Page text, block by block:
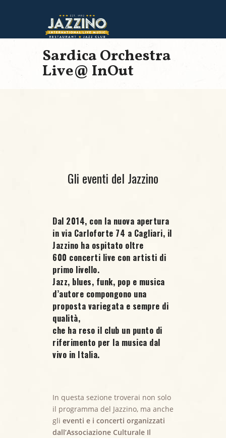
Sardica Orchestra
Live@ InOut
Gli eventi del Jazzino
Dal 2014, con la nuova apertura
in via Carloforte 74 a Cagliari, il
Jazzino ha ospitato oltre
600 concerti live con artisti di
primo livello.
Jazz, blues, funk, pop e musica
d’autore compongono una
proposta variegata e sempre di
qualità,
che ha reso il club un punto di
riferimento per la musica dal
vivo in Italia.
In questa sezione troverai non solo
il programma del Jazzino, ma anche
gli eventi e i concerti organizzati
dall’Associazione Culturale Il